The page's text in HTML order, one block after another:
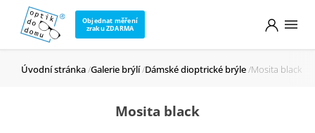
Objednat měření
zraku ZDARMA
Úvodní stránka Galerie brýlí Dámské dioptrické brýle Mosita black
Mosita black